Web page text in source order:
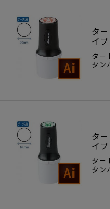
タ
イプ
ター
タン
タ
イプ
ター
タン